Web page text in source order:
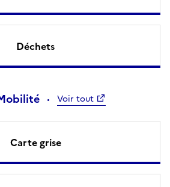
Déchets
Voir tout
Carte grise